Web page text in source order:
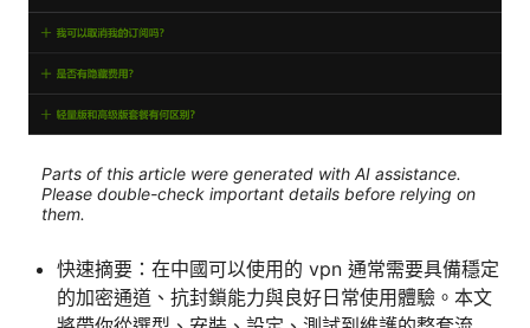
Parts of this article were generated with AI assistance.
Please double-check important details before relying on
them.
快速摘要：在中國可以使用的 vpn 通常需要具備穩定
的加密通道、抗封鎖能力與良好日常使用體驗。本文